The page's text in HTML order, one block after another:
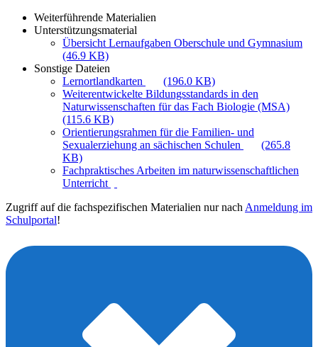
Weiterführende Materialien
Unterstützungsmaterial
Übersicht Lernaufgaben Oberschule und Gymnasium
(46.9 KB)
Sonstige Dateien
Lernortlandkarten
(196.0 KB)
Weiterentwickelte Bildungsstandards in den
Naturwissenschaften für das Fach Biologie (MSA)
(115.6 KB)
Orientierungsrahmen für die Familien- und
Sexualerziehung an sächischen Schulen
(265.8
KB)
Fachpraktisches Arbeiten im naturwissenschaftlichen
Unterricht
Zugriff auf die fachspezifischen Materialien nur nach Anmeldung im
Schulportal!